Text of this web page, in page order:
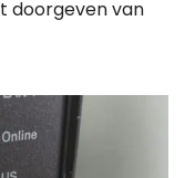
doorgeven van